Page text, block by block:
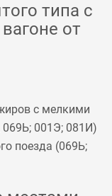
типа с
от
с мелкими
069Ь; 001Э; 081И)
поезда (069Ь;